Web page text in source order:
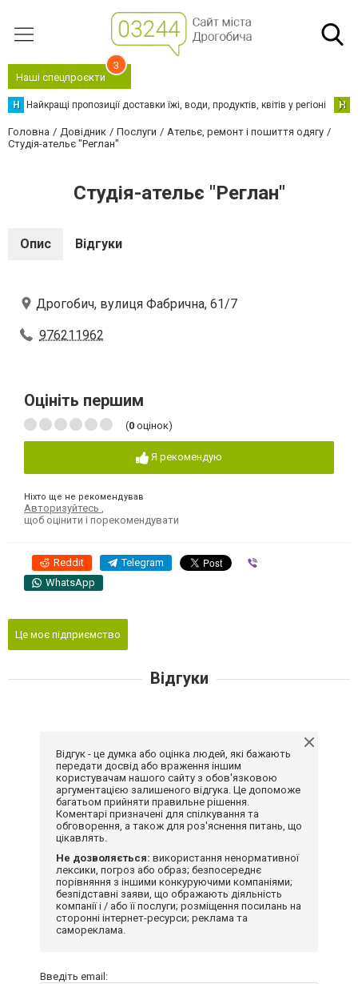
Наші спецпроєкти
3
Н Найкращі пропозиції доставки їжі, води, продуктів, квітів у регіоні Н
Головна Довідник Послуги
Ательє, ремонт і пошиття одягу
Студія-ательє "Реглан"
Студія-ательє "Реглан"
Опис Відгуки
Дрогобич, вулиця Фабрична, 61/7
976211962
Оцініть першим
(0 оцінок)
Я рекомендую
Ніхто ще не рекомендував
Авторизуйтесь
щоб оцінити і порекомендувати
Reddit Telegram
WhatsApp
Це моє підприємство
Відгуки
Відгук - це думка або оцінка людей, які бажають
передати досвід або враження іншим
користувачам нашого сайту з обов'язковою
аргументацією залишеного відгука. Це допоможе
багатьом прийняти правильне рішення.
Коментарі призначені для спілкування та
обговорення, а також для роз'яснення питань, що
цікавлять.
Не дозволяється: використання ненормативної
лексики, погроз або образ; безпосереднє
порівняння з іншими конкуруючими компаніями;
безпідставні заяви, що ображають діяльність
компанії і / або її послуги; розміщення посилань на
сторонні інтернет-ресурси; реклама та
самореклама.
Введіть email: